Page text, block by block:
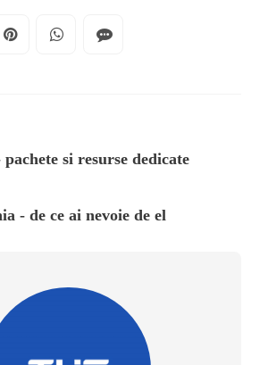
si resurse dedicate
- de ce ai nevoie de el